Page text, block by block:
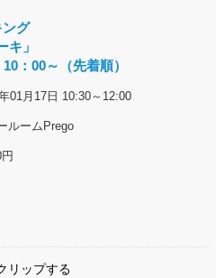
グ
キ」
：00～（先着順）
01月17日 10:30～12:00
ルームPrego
リップする